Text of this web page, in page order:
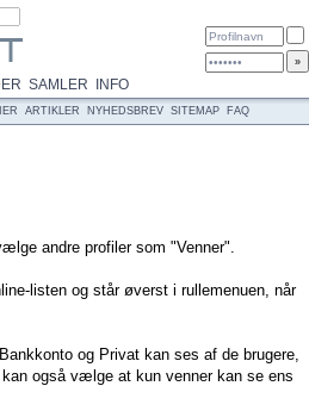
SAMLER INFO
ARTIKLER NYHEDSBREV SITEMAP FAQ
andre profiler som "Venner".
listen og står øverst i rullemenuen, når
og Privat kan ses af de brugere,
også vælge at kun venner kan se ens